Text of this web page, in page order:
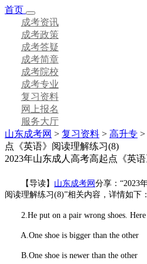
首页
成考资讯
成考政策
成考答疑
成考简章
成考院校
成考专业
复习资料
网上报名
服务大厅
山东成考网 > 复习资料 > 高升专 >
点《英语》阅读理解练习(8)
2023年山东成人高考高起点《英
【导读】 山东成考网 分享：“2023
阅读理解练习(8)”相关内容，详情如下：
2.He put on a pair wrong shoes. Here
A.One shoe is bigger than the other
B.One shoe is newer than the other